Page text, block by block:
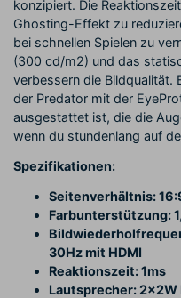
konzipiert. Die
Ghosting-Effekt zu
bei schnellen Spielen zu
(300 cd/m2) und das
verbessern die Bildqualität.
der Predator mit der
ausgestattet ist, die die
wenn du stundenlang auf
Spezifikationen:
Seitenverhältnis: 16:
Farbunterstützung:
30Hz mit HDMI
Reaktionszeit: 1ms
Lautsprecher: